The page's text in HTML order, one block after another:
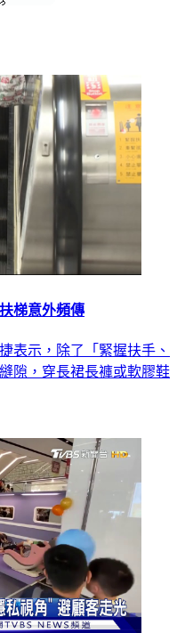
梯意外頻傳
表示，除了「緊握扶手、
隙，穿長裙長褲或軟膠鞋